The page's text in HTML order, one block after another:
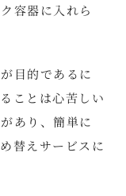
容器に入れら
目的であるに
ことは心苦しい
あり、簡単に
替えサービスに